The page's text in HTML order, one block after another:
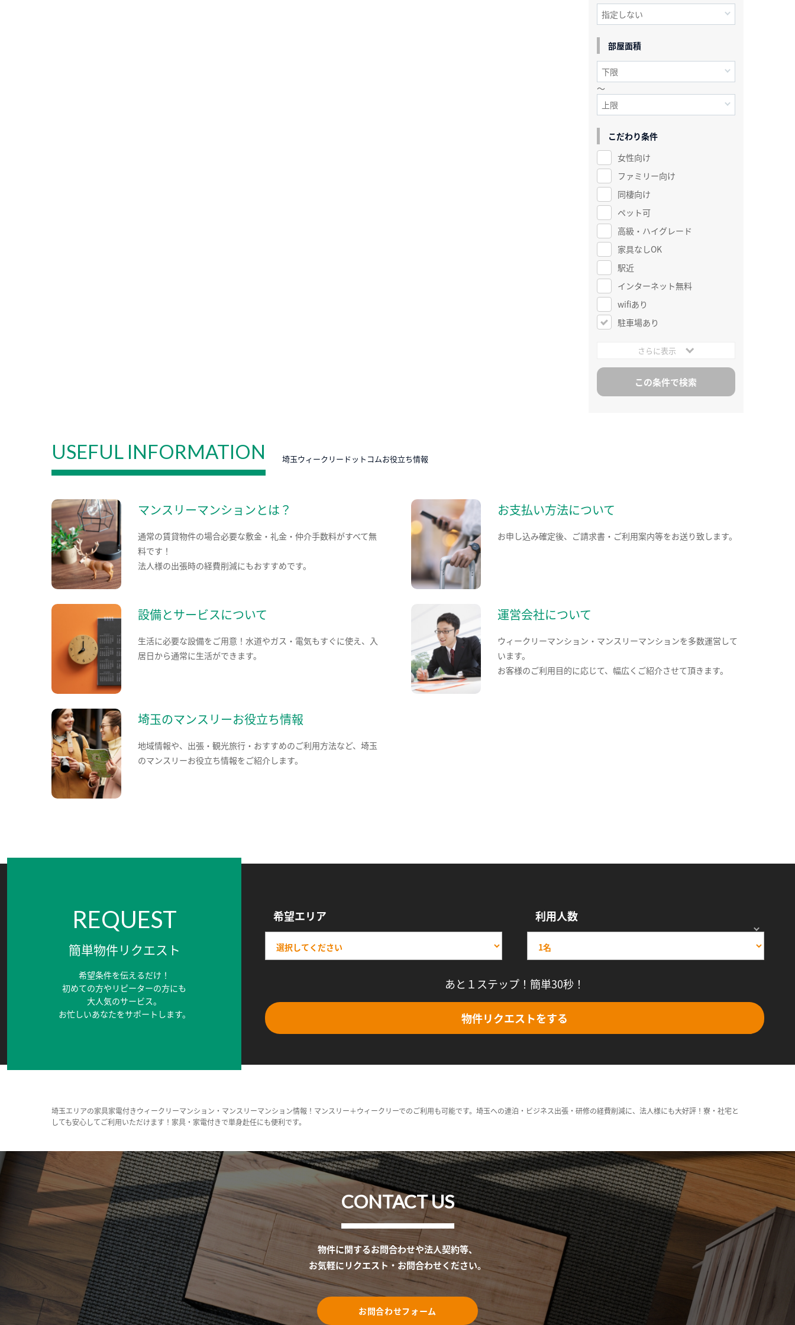
部屋面積
～
こだわり条件
女性向け
ファミリー向け
同棲向け
ペット可
高級・ハイグレード
家具なしOK
駅近
インターネット無料
wifiあり
駐車場あり
さらに表示
USEFUL INFORMATION 埼玉ウィークリードットコムお役立ち情報
マンスリーマンションとは？
通常の賃貸物件の場合必要な敷金・礼金・仲介手数料がすべて無
料です！
法人様の出張時の経費削減にもおすすめです。
お支払い方法について
お申し込み確定後、ご請求書・ご利用案内等をお送り致します。
設備とサービスについて
生活に必要な設備をご用意！水道やガス・電気もすぐに使え、入
居日から通常に生活ができます。
運営会社について
ウィークリーマンション・マンスリーマンションを多数運営して
います。
お客様のご利用目的に応じて、幅広くご紹介させて頂きます。
埼玉のマンスリーお役立ち情報
地域情報や、出張・観光旅行・おすすめのご利用方法など、埼玉
のマンスリーお役立ち情報をご紹介します。
REQUEST
簡単物件リクエスト
希望条件を伝えるだけ！
初めての方やリピーターの方にも
大人気のサービス。
お忙しいあなたをサポートします。
希望エリア 利用人数
あと１ステップ！簡単30秒！
物件リクエストをする
埼玉エリアの家具家電付きウィークリーマンション・マンスリーマンション情報！マンスリー＋ウィークリーでのご利用も可能です。埼玉への連泊・ビジネス出張・研修の経費削減に、法人様にも大好評！寮・社宅と
しても安心してご利用いただけます！家具・家電付きで単身赴任にも便利です。
CONTACT US
物件に関するお問合わせや法人契約等、
お気軽にリクエスト・お問合わせください。
お問合わせフォーム